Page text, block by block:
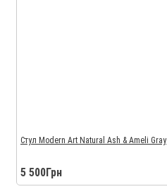
Стул Modern Art Natural Ash & Ameli Gray
5 500Грн